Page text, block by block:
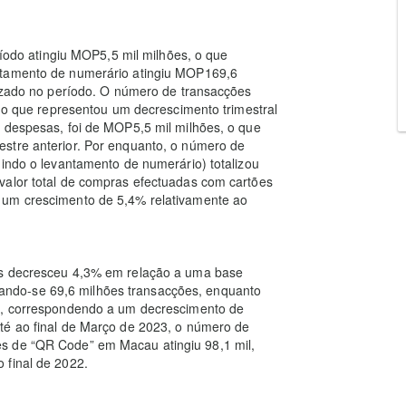
atingiu MOP5,5 mil milhões, o que
de numerário atingiu MOP169,6
no período. O número de transacções
que representou um decrescimento trimestral
foi de MOP5,5 mil milhões, o que
anterior. Por enquanto, o número de
o levantamento de numerário) totalizou
total de compras efectuadas com cartões
crescimento de 5,4% relativamente ao
4,3% em relação a uma base
se 69,6 milhões transacções, enquanto
a um decrescimento de
ao final de Março de 2023, o número de
“QR Code” em Macau atingiu 98,1 mil,
final de 2022.